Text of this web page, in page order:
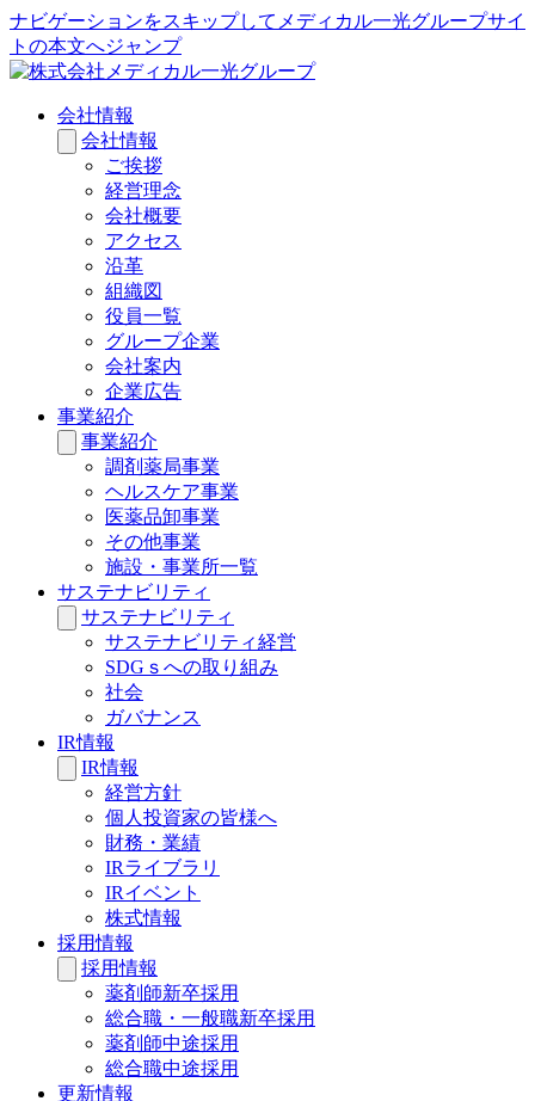
ナビゲーションをスキップしてメディカル一光グループサイ
トの本文へジャンプ
会社情報
会社情報
ご挨拶
経営理念
会社概要
アクセス
沿革
組織図
役員一覧
グループ企業
会社案内
企業広告
事業紹介
事業紹介
調剤薬局事業
ヘルスケア事業
医薬品卸事業
その他事業
施設・事業所一覧
サステナビリティ
サステナビリティ
サステナビリティ経営
SDGｓへの取り組み
社会
ガバナンス
IR情報
IR情報
経営方針
個人投資家の皆様へ
財務・業績
IRライブラリ
IRイベント
株式情報
採用情報
採用情報
薬剤師新卒採用
総合職・一般職新卒採用
薬剤師中途採用
総合職中途採用
更新情報